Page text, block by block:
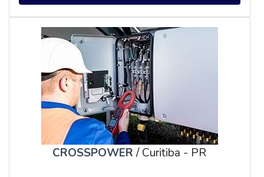
CROSSPOWER/ Curitiba - PR